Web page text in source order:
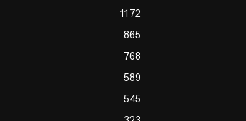
1172
865
768
589
545